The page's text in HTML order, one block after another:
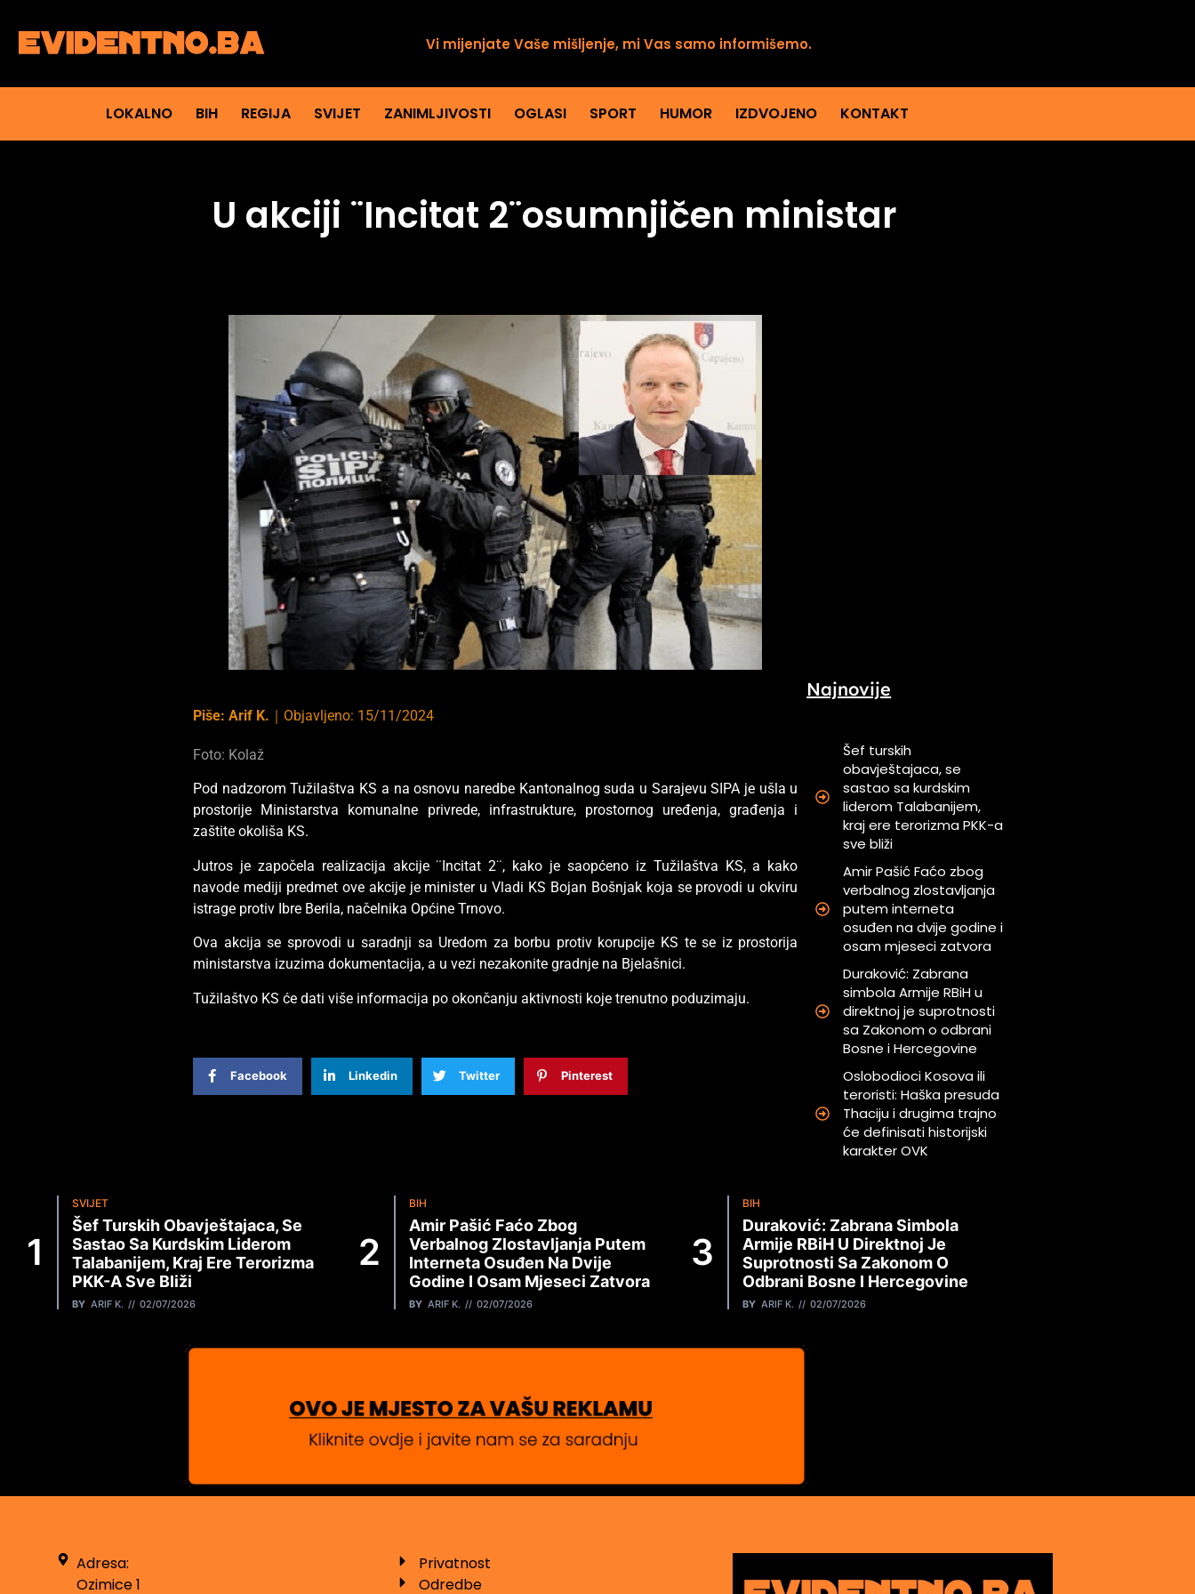
Vi mijenjate Vaše mišljenje, mi Vas samo informišemo.
LOKALNO BIH REGIJA SVIJET ZANIMLJIVOSTI OGLASI SPORT HUMOR IZDVOJENO KONTAKT
U akciji ¨Incitat 2¨osumnjičen ministar
Piše: Arif K. ｜ Objavljeno: 15/11/2024
Foto: Kolaž
Pod nadzorom Tužilaštva KS a na osnovu naredbe Kantonalnog suda u Sarajevu SIPA je ušla u
prostorije Ministarstva komunalne privrede, infrastrukture, prostornog uređenja, građenja i
zaštite okoliša KS.
Jutros je započela realizacija akcije ¨Incitat 2¨, kako je saopćeno iz Tužilaštva KS, a kako
navode mediji predmet ove akcije je minister u Vladi KS Bojan Bošnjak koja se provodi u okviru
istrage protiv Ibre Berila, načelnika Općine Trnovo.
Ova akcija se sprovodi u saradnji sa Uredom za borbu protiv korupcije KS te se iz prostorija
ministarstva izuzima dokumentacija, a u vezi nezakonite gradnje na Bjelašnici.
Tužilaštvo KS će dati više informacija po okončanju aktivnosti koje trenutno poduzimaju.
Facebook Linkedin Twitter Pinterest
Najnovije
Šef turskih
obavještajaca, se
sastao sa kurdskim
liderom Talabanijem,
kraj ere terorizma PKK-a
sve bliži
Amir Pašić Faćo zbog
verbalnog zlostavljanja
putem interneta
osuđen na dvije godine i
osam mjeseci zatvora
Duraković: Zabrana
simbola Armije RBiH u
direktnoj je suprotnosti
sa Zakonom o odbrani
Bosne i Hercegovine
Oslobodioci Kosova ili
teroristi: Haška presuda
Thaciju i drugima trajno
će definisati historijski
karakter OVK
SVIJET
Šef Turskih Obavještajaca, Se
Sastao Sa Kurdskim Liderom
Talabanijem, Kraj Ere Terorizma
PKK-A Sve Bliži
BY ARIF K. 02/07/2026
BIH
Amir Pašić Faćo Zbog
Verbalnog Zlostavljanja Putem
Interneta Osuđen Na Dvije
Godine I Osam Mjeseci Zatvora
BY ARIF K. 02/07/2026
BIH
Duraković: Zabrana Simbola
Armije RBiH U Direktnoj Je
Suprotnosti Sa Zakonom O
Odbrani Bosne I Hercegovine
BY ARIF K. 02/07/2026
Adresa:
Ozimice 1
Privatnost
Odredbe